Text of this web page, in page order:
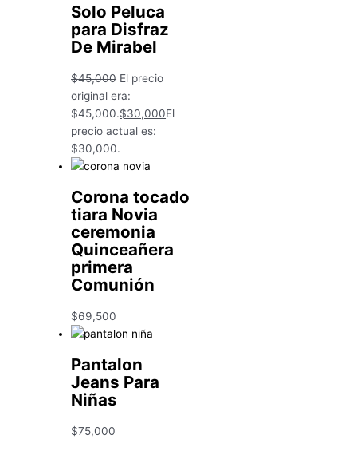
Solo Peluca
para Disfraz
De Mirabel
$45,000 El precio
original era:
$45,000.$30,000El
precio actual es:
$30,000.
Corona tocado
tiara Novia
ceremonia
Quinceañera
primera
Comunión
$69,500
Pantalon
Jeans Para
Niñas
$75,000